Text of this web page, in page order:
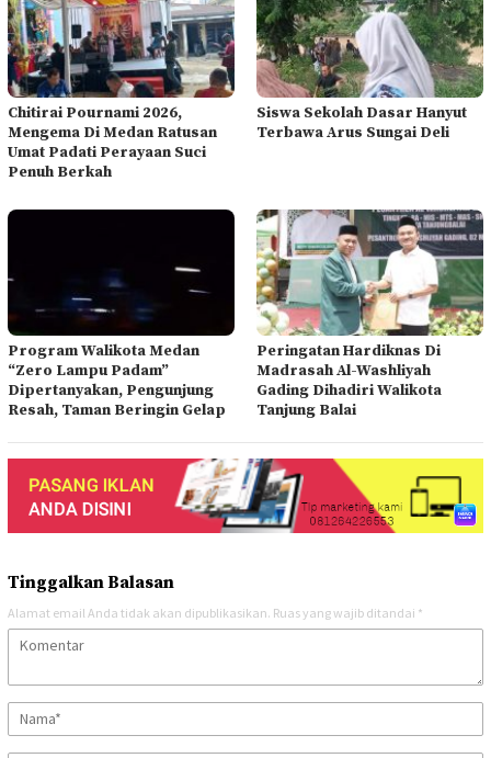
Chitirai Pournami 2026,
Mengema Di Medan Ratusan
Umat Padati Perayaan Suci
Penuh Berkah
Siswa Sekolah Dasar Hanyut
Terbawa Arus Sungai Deli
Program Walikota Medan
“Zero Lampu Padam”
Dipertanyakan, Pengunjung
Resah, Taman Beringin Gelap
Peringatan Hardiknas Di
Madrasah Al-Washliyah
Gading Dihadiri Walikota
Tanjung Balai
Tinggalkan Balasan
Alamat email Anda tidak akan dipublikasikan. Ruas yang wajib ditandai *